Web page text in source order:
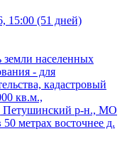
15:00 (51 дней)
земли населенных
- для
кадастровый
кв.м.,
Петушинский р-н., МО
метрах восточнее д.